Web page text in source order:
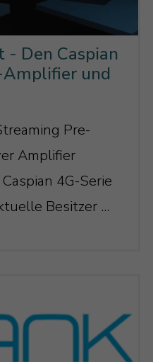
- Den Caspian
und
Pre-
Amplifier
4G-Serie
Besitzer ...